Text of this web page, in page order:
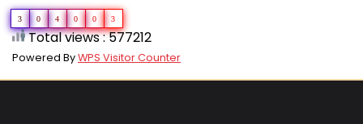
3 0 4 0 0 3
Total views : 577212
Powered ByWPS Visitor Counter